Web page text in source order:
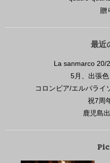
贈
最近
La sanmarco 20/
5月、出張
コロンビア/エルパライ
祝7周
鹿児島